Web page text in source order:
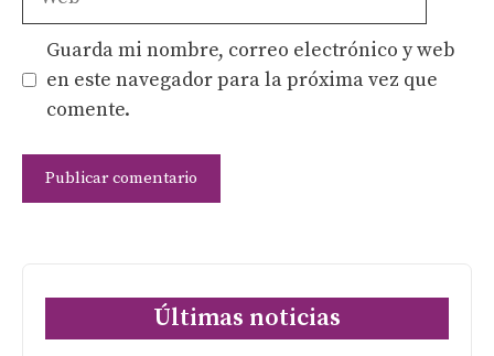
Guarda mi nombre, correo electrónico y web
en este navegador para la próxima vez que
comente.
Últimas noticias